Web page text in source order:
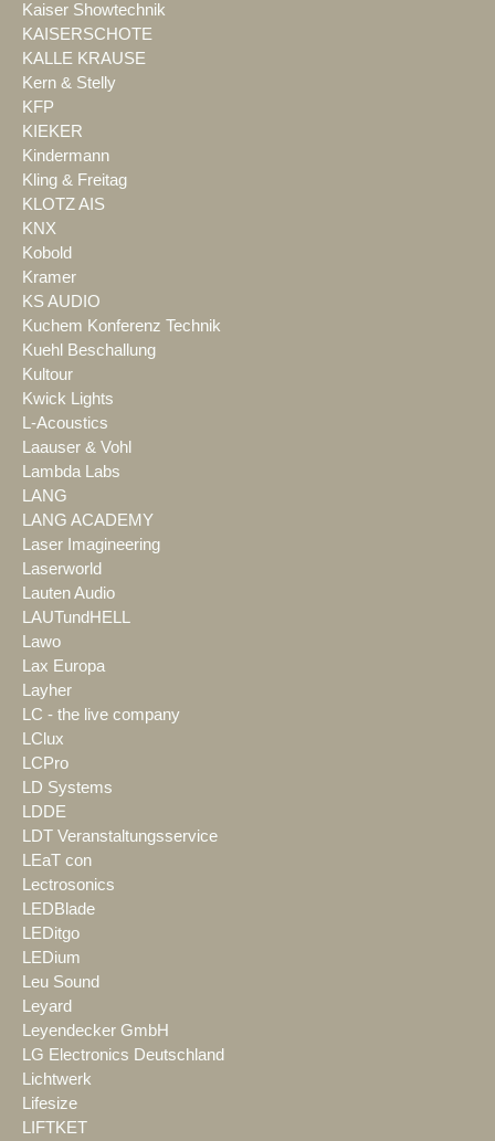
Kaiser Showtechnik
KAISERSCHOTE
KALLE KRAUSE
Kern & Stelly
KFP
KIEKER
Kindermann
Kling & Freitag
KLOTZ AIS
KNX
Kobold
Kramer
KS AUDIO
Kuchem Konferenz Technik
Kuehl Beschallung
Kultour
Kwick Lights
L-Acoustics
Laauser & Vohl
Lambda Labs
LANG
LANG ACADEMY
Laser Imagineering
Laserworld
Lauten Audio
LAUTundHELL
Lawo
Lax Europa
Layher
LC - the live company
LClux
LCPro
LD Systems
LDDE
LDT Veranstaltungsservice
LEaT con
Lectrosonics
LEDBlade
LEDitgo
LEDium
Leu Sound
Leyard
Leyendecker GmbH
LG Electronics Deutschland
Lichtwerk
Lifesize
LIFTKET